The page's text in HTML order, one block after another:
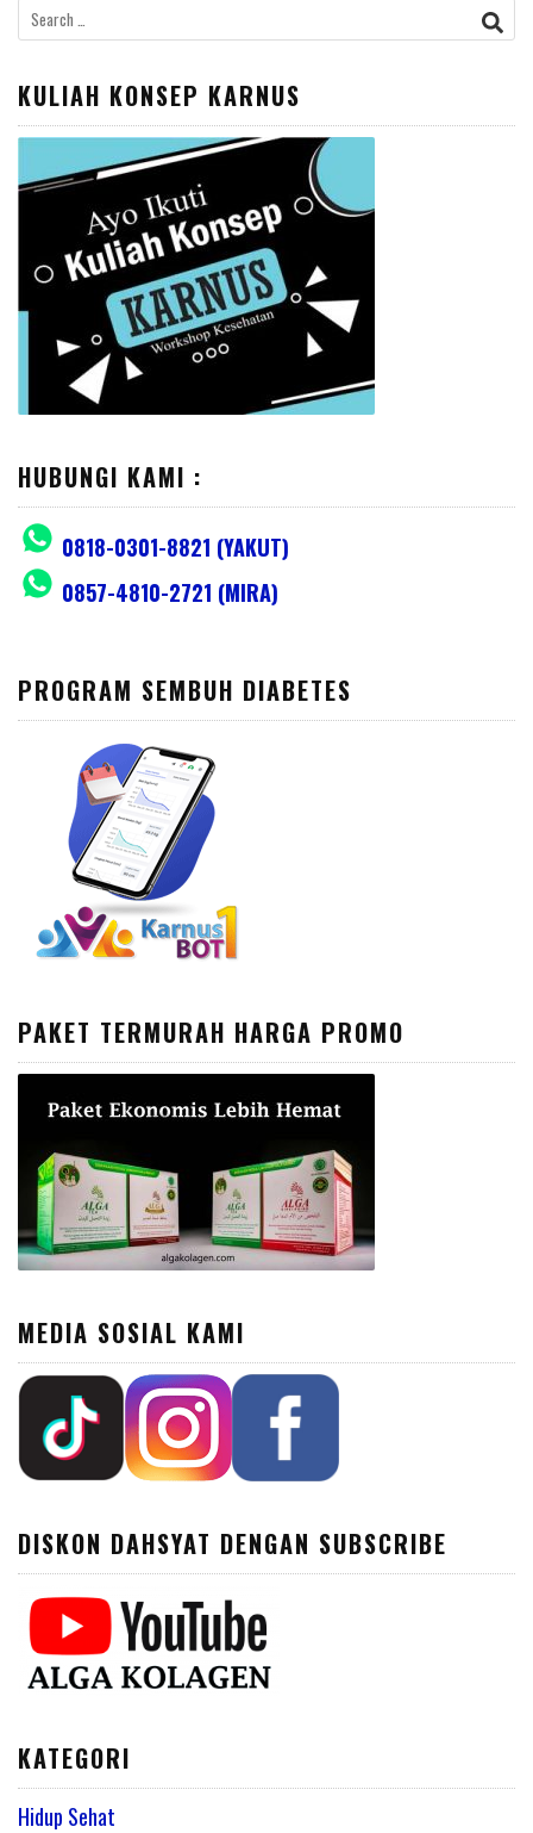
Search
for:
KULIAH KONSEP KARNUS
HUBUNGI KAMI :
0818-0301-8821 (YAKUT)
0857-4810-2721 (MIRA)
PROGRAM SEMBUH DIABETES
PAKET TERMURAH HARGA PROMO
MEDIA SOSIAL KAMI
DISKON DAHSYAT DENGAN SUBSCRIBE
KATEGORI
Hidup Sehat